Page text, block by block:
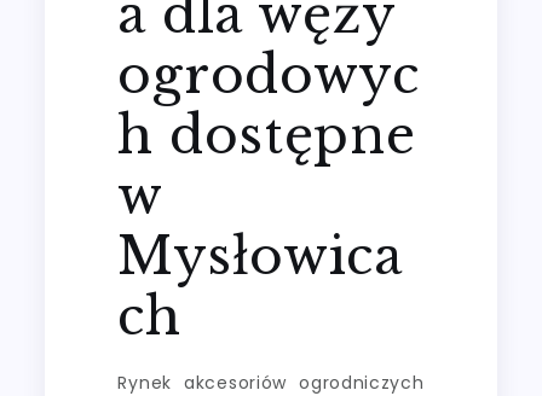
a dla węży
ogrodowyc
h dostępne
w
Mysłowica
ch
Rynek akcesoriów ogrodniczych